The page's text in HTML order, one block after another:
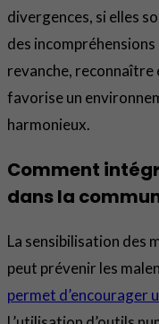
divergences, si elles
des
revanche,
favorise un
harmonieux.
Comment
dans la
La sensibilisation des
peut prévenir les
permet d’encourager